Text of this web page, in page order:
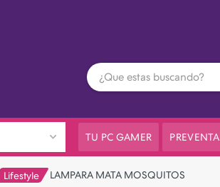
TU PC GAMER PREVENTA
Lifestyle LAMPARA MATA MOSQUITOS